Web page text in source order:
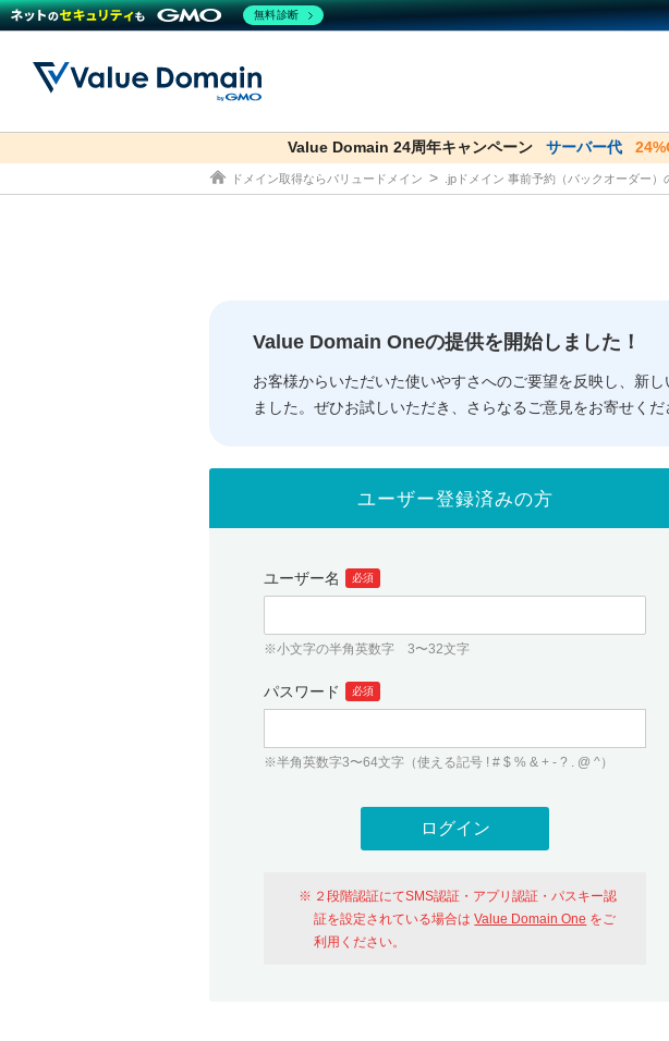
ドメイン ドメイン検索
人気ドメインの種類
レンタルサーバー コアサーバー
セキュリティ Value Domain ネットde診断
サービス お得意様割引
従来のバリュードメインをご利用希望の方
従来のバリュードメインをご利用希望の方
Value Domain 24周年キャンペーン サーバー代
co.jpドメイン✕コアサーバーV2ビ
ドメイン取得ならバリュードメイン .jpドメイン 事前予約（バックオーダー）
Value Domain Oneの提供を開始しました！
お客様からいただいた使いやすさへのご要望を反映し、新
ました。ぜひお試しいただき、さらなるご意見をお寄せくだ
ユーザー登録済みの方
ユーザー名 必須
※小文字の半角英数字 3〜32文字
パスワード 必須
※半角英数字3〜64文字（使える記号 ! # $ % & + - ? . @ ^）
２段階認証にてSMS認証・アプリ認証・パスキー認
証を設定されている場合はValue Domain One をご
利用ください。
無料診断